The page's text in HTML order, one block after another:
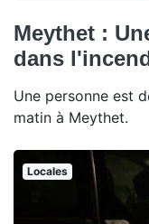
Meythet :
dans
Une personne est
matin à Meythet.
Locales